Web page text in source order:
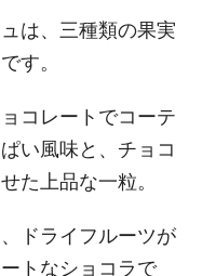
は、三種類の果実
す。
コレートでコーテ
い風味と、チョコ
た上品な一粒。
ドライフルーツが
トなショコラで